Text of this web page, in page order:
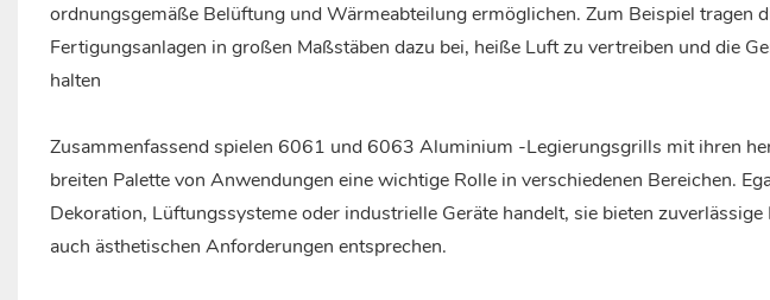
ordnungsgemäße Belüftung und Wärmeabteilung ermöglichen. Zum Beispiel tragen
Fertigungsanlagen in großen Maßstäben dazu bei, heiße Luft zu vertreiben und die
halten
Zusammenfassend spielen 6061 und 6063 Aluminium -Legierungsgrills mit ihren
breiten Palette von Anwendungen eine wichtige Rolle in verschiedenen Bereichen.
Dekoration, Lüftungssysteme oder industrielle Geräte handelt, sie bieten
auch ästhetischen Anforderungen entsprechen.